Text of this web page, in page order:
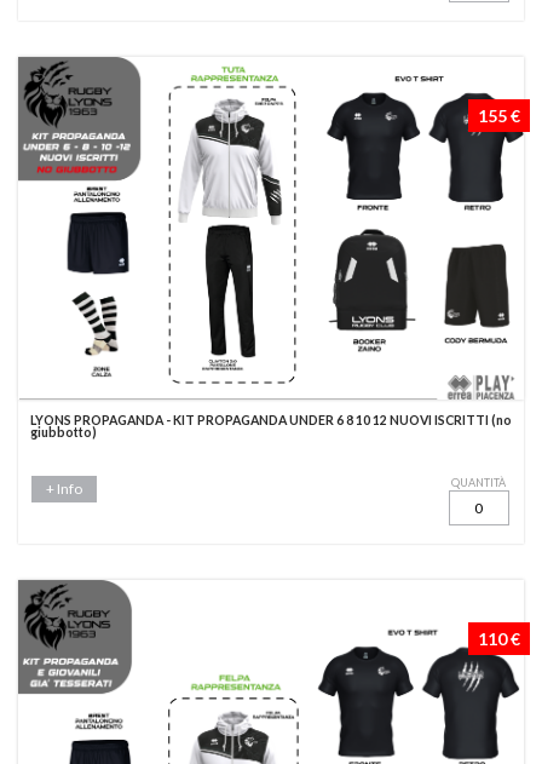
155 €
LYONS PROPAGANDA - KIT PROPAGANDA UNDER 6 8 10 12 NUOVI ISCRITTI (no
giubbotto)
+ Info QUANTITÀ
110 €